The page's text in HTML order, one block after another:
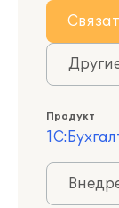
Продукт